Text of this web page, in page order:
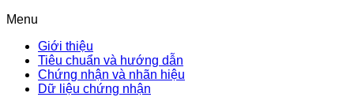
Menu
Giới thiệu
Tiêu chuẩn và hướng dẫn
Chứng nhận và nhãn hiệu
Dữ liệu chứng nhận